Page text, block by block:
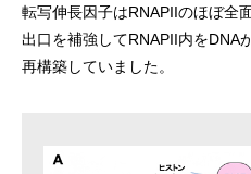
転写伸長因子はRNAPIIのほぼ全
出口を補強してRNAPII内をDNA
再構築していました。